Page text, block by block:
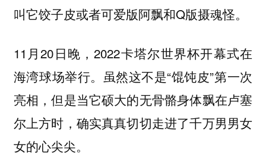
叫它饺子皮或者可爱版阿飘和Q版摄魂怪。
11月20日晚，2022卡塔尔世界杯开幕式在
海湾球场举行。虽然这不是“馄饨皮”第一次
亮相，但是当它硕大的无骨骼身体飘在卢塞
尔上方时，确实真真切切走进了千万男男女
女的心尖尖。